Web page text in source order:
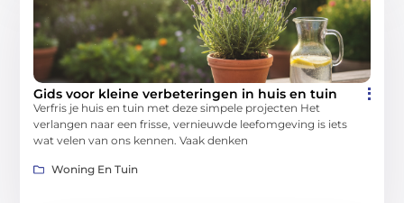
Gids voor kleine verbeteringen in huis en tuin
Verfris je huis en tuin met deze simpele projecten Het
verlangen naar een frisse, vernieuwde leefomgeving is iets
wat velen van ons kennen. Vaak denken
Woning En Tuin